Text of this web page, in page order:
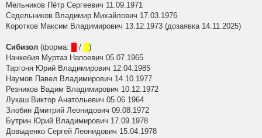
Мельников Пётр Сергеевич 11.09.1971
Седельников Владимир Михайлович 17.03.1976
Коротков Максим Владимирович 13.12.1973 (дозаявка 14.11.2025)
Сибизол (форма: /
)
Начкебия Муртаз Напоевич 05.07.1965
Таргоня Юрий Владимирович 12.04.1985
Наумов Павел Владимирович 14.10.1977
Резников Вадим Владимирович 10.12.1972
Лукаш Виктор Анатольевич 05.06.1964
Злобин Дмитрий Леонидович 09.08.1972
Бутрин Юрий Владимирович 17.09.1978
Довыденко Сергей Леонидович 15.04.1978